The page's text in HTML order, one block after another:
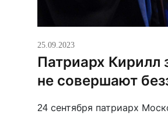
25.09.2023
Патриарх Кирилл
не совершают
24 сентября патриарх